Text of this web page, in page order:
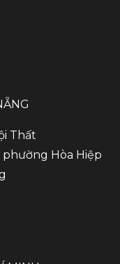
Thất
phường Hòa Hiệp